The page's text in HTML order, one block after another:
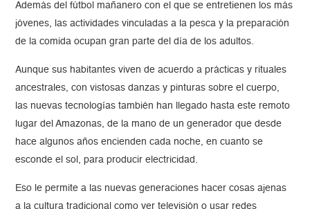
Además del fútbol mañanero con el que se entretienen los más
jóvenes, las actividades vinculadas a la pesca y la preparación
de la comida ocupan gran parte del día de los adultos.
Aunque sus habitantes viven de acuerdo a prácticas y rituales
ancestrales, con vistosas danzas y pinturas sobre el cuerpo,
las nuevas tecnologías también han llegado hasta este remoto
lugar del Amazonas, de la mano de un generador que desde
hace algunos años encienden cada noche, en cuanto se
esconde el sol, para producir electricidad.
Eso le permite a las nuevas generaciones hacer cosas ajenas
a la cultura tradicional como ver televisión o usar redes